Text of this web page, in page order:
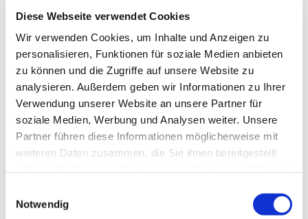
Diese Webseite verwendet Cookies
Wir verwenden Cookies, um Inhalte und Anzeigen zu
personalisieren, Funktionen für soziale Medien anbieten
zu können und die Zugriffe auf unsere Website zu
analysieren. Außerdem geben wir Informationen zu Ihrer
Verwendung unserer Website an unsere Partner für
soziale Medien, Werbung und Analysen weiter. Unsere
Partner führen diese Informationen möglicherweise mit
weiteren Daten zusammen, die Sie ihnen bereitgestellt
Notwendig
Pronoun: Sie
Functions:
Bewerber:innenmanagement
Tasks:
Bewerber:innenmanagement
Termin vereinbaren
Phone No.: +49 4714823498